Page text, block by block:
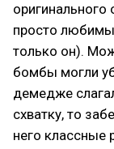
оригинального
просто
только он).
бомбы могли
демедже
схватку, то
него классные